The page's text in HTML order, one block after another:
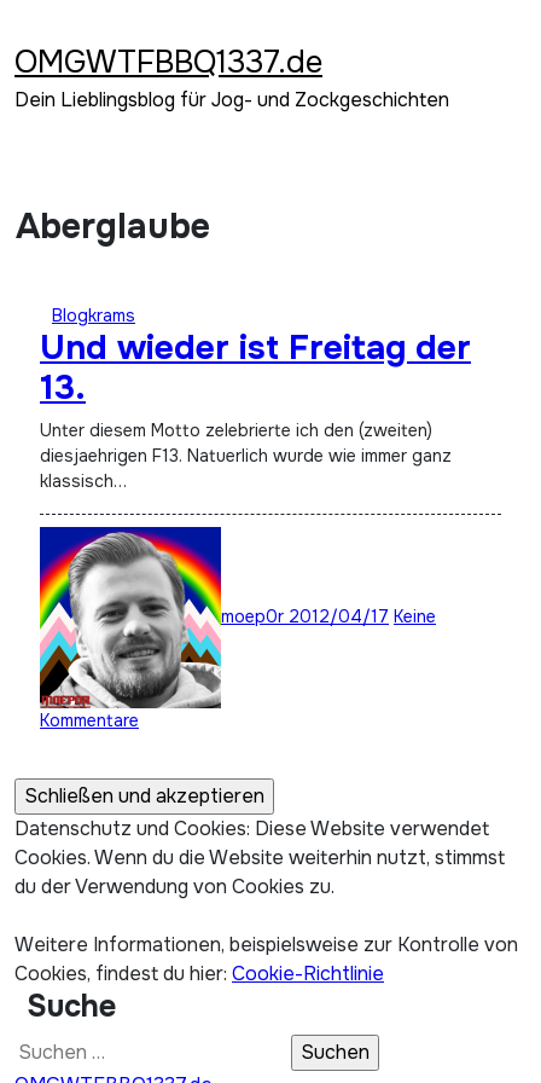
springen
OMGWTFBBQ1337.de
Dein Lieblingsblog für Jog- und Zockgeschichten
Aberglaube
Blogkrams
Und wieder ist Freitag der
13.
Unter diesem Motto zelebrierte ich den (zweiten)
diesjaehrigen F13. Natuerlich wurde wie immer ganz
klassisch…
moep0r 2012/04/17 Keine
Kommentare
Datenschutz und Cookies: Diese Website verwendet
Cookies. Wenn du die Website weiterhin nutzt, stimmst
du der Verwendung von Cookies zu.
Weitere Informationen, beispielsweise zur Kontrolle von
Cookies, findest du hier: Cookie-Richtlinie
Suche
Suchen
nach: